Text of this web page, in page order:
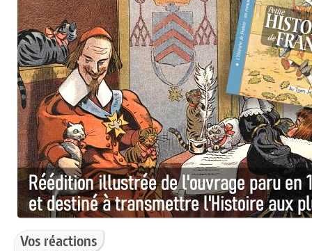
Vos réactions